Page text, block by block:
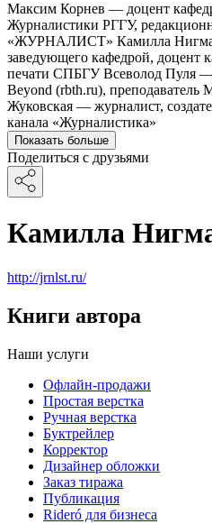
Максим Корнев — доцент
Журналистики РГГУ,
«ЖУРНАЛИСТ» Камилла
заведующего кафедрой, доцент
печати СПБГУ Всеволод Пуля —
Beyond (rbth.ru), преподаватель
Жуковская — журналист,
канала «Журналистика»
Показать больше
Поделиться с друзьями
Камилла
http://jrnlst.ru/
Книги автора
Наши услуги
Офлайн-продажи
Простая верстка
Ручная верстка
Буктрейлер
Корректор
Дизайнер обложки
Заказ тиража
Публикация
Rideró для бизнеса